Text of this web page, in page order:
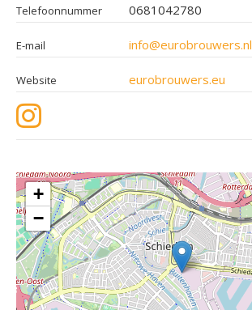
Telefoonnummer 0681042780
E-mail info@eurobrouwers.nl
Website eurobrouwers.eu
+
−